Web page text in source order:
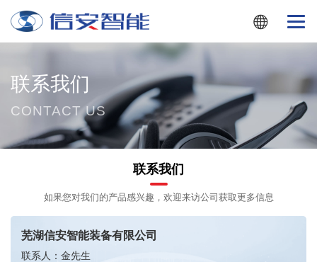
联系我们
CONTACT US
联系我们
如果您对我们的产品感兴趣，欢迎来访公司获取更多信息
芜湖信安智能装备有限公司
联系人：金先生